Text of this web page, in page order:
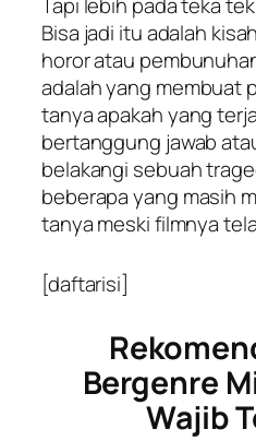
Tapi lebih pada teka
Bisa jadi itu adalah
horor atau
adalah yang membuat
tanya apakah yang
bertanggung jawab
belakangi sebuah
beberapa yang masih
tanya meski filmnya
[daftarisi]
Bergenre
Wajib